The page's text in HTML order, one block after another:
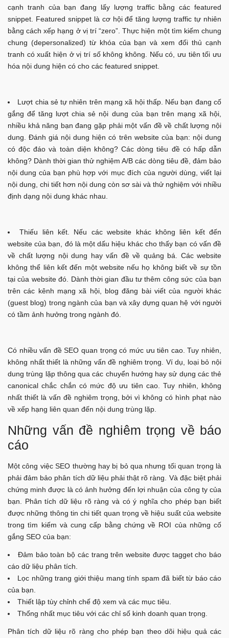
cạnh tranh của bạn đang lấy lượng traffic bằng các featured
snippet. Featured snippet là cơ hội để tăng lượng traffic tự nhiên
bằng cách xếp hạng ở vị trí “zero”. Thực hiện một tìm kiếm chung
chung (depersonalized) từ khóa của bạn và xem đối thủ cạnh
tranh có xuất hiện ở vị trí số không không. Nếu có, ưu tiên tối ưu
hóa nội dung hiện có cho các featured snippet.
Lượt chia sẻ tự nhiên trên mạng xã hội thấp. Nếu bạn đang cố
gắng để tăng lượt chia sẻ nội dung của bạn trên mạng xã hội,
nhiều khả năng bạn đang gặp phải một vấn đề về chất lượng nội
dung. Đánh giá nội dung hiện có trên website của bạn: nội dung
có độc đáo và toàn diện không? Các dòng tiêu đề có hấp dẫn
không? Dành thời gian thử nghiệm A/B các dòng tiêu đề, đảm bảo
nội dung của bạn phù hợp với mục đích của người dùng, viết lại
nội dung, chi tiết hơn nội dung còn sơ sài và thử nghiệm với nhiều
định dạng nội dung khác nhau.
Thiếu liên kết. Nếu các website khác không liên kết đến
website của bạn, đó là một dấu hiệu khác cho thấy bạn có vấn đề
về chất lượng nội dung hay vấn đề về quảng bá. Các website
không thể liên kết đến một website nếu họ không biết về sự tồn
tại của website đó. Dành thời gian đầu tư thêm công sức của bạn
trên các kênh mạng xã hội, blog đăng bài viết của người khác
(guest blog) trong ngành của bạn và xây dựng quan hệ với người
có tầm ảnh hưởng trong ngành đó.
Có nhiều vấn đề SEO quan trọng có mức ưu tiên cao. Tuy nhiên,
không nhất thiết là những vấn đề nghiêm trọng. Ví dụ, loại bỏ nội
dung trùng lặp thông qua các chuyển hướng hay sử dụng các thẻ
canonical chắc chắn có mức độ ưu tiên cao. Tuy nhiên, không
nhất thiết là vấn đề nghiêm trọng, bởi vì không có hình phạt nào
về xếp hạng liên quan đến nội dung trùng lặp.
Những vấn đề nghiêm trọng về báo
cáo
Một công việc SEO thường hay bị bỏ qua nhưng tối quan trọng là
phải đảm bảo phân tích dữ liệu phải thật rõ ràng. Và đặc biệt phải
chứng minh được là có ảnh hưởng đến lợi nhuận của công ty của
bạn. Phân tích dữ liệu rõ ràng và có ý nghĩa cho phép bạn biết
được những thông tin chi tiết quan trọng về hiệu suất của website
trong tìm kiếm và cung cấp bằng chứng về ROI của những cố
gắng SEO của bạn:
Đảm bảo toàn bộ các trang trên website được tagget cho báo
cáo dữ liệu phân tích.
Lọc những trang giới thiệu mang tính spam đã biết từ báo cáo
của bạn.
Thiết lập tùy chỉnh chế độ xem và các mục tiêu.
Thống nhất mục tiêu với các chỉ số kinh doanh quan trọng.
Phân tích dữ liệu rõ ràng cho phép bạn theo dõi hiệu quả các